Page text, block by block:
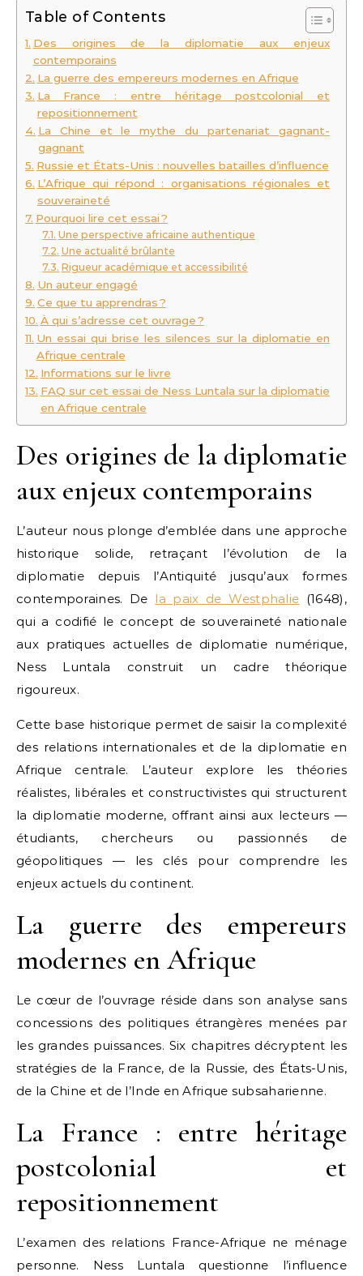
Table of Contents
Des origines de la diplomatie aux enjeux
contemporains
La guerre des empereurs modernes en Afrique
La France : entre héritage postcolonial et
repositionnement
La Chine et le mythe du partenariat gagnant-
gagnant
Russie et États-Unis : nouvelles batailles d’influence
L’Afrique qui répond : organisations régionales et
souveraineté
Pourquoi lire cet essai ?
Une perspective africaine authentique
Une actualité brûlante
Rigueur académique et accessibilité
Un auteur engagé
Ce que tu apprendras ?
À qui s’adresse cet ouvrage ?
Un essai qui brise les silences sur la diplomatie en
Afrique centrale
Informations sur le livre
FAQ sur cet essai de Ness Luntala sur la diplomatie
en Afrique centrale
Des origines de la diplomatie
aux enjeux contemporains
L’auteur nous plonge d’emblée dans une approche
historique solide, retraçant l’évolution de la
diplomatie depuis l’Antiquité jusqu’aux formes
contemporaines. De la paix de Westphalie (1648),
qui a codifié le concept de souveraineté nationale
aux pratiques actuelles de diplomatie numérique,
Ness Luntala construit un cadre théorique
rigoureux.
Cette base historique permet de saisir la complexité
des relations internationales et de la diplomatie en
Afrique centrale. L’auteur explore les théories
réalistes, libérales et constructivistes qui structurent
la diplomatie moderne, offrant ainsi aux lecteurs —
étudiants, chercheurs ou passionnés de
géopolitiques — les clés pour comprendre les
enjeux actuels du continent.
La guerre des empereurs
modernes en Afrique
Le cœur de l’ouvrage réside dans son analyse sans
concessions des politiques étrangères menées par
les grandes puissances. Six chapitres décryptent les
stratégies de la France, de la Russie, des États-Unis,
de la Chine et de l’Inde en Afrique subsaharienne.
La France : entre héritage
postcolonial et
repositionnement
L’examen des relations France-Afrique ne ménage
personne. Ness Luntala questionne l’influence